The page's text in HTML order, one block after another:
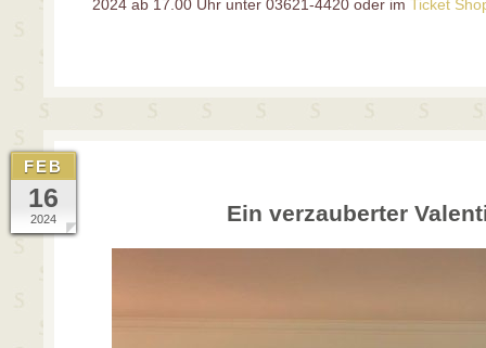
2024 ab 17.00 Uhr unter 03621-4420 oder im Ticket
2024
16
FEB
Ein verzauberter